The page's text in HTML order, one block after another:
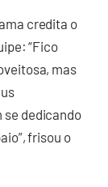
credita o
“Fico
mas
se dedicando
frisou o